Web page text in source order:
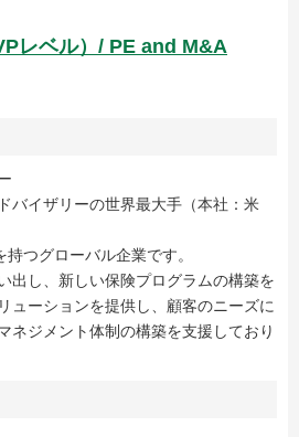
レベル）/ PE and M&A
バイザリーの世界最大手（本社：米
つグローバル企業です。
出し、新しい保険プログラムの構築を
ューションを提供し、顧客のニーズに
ネジメント体制の構築を支援しており